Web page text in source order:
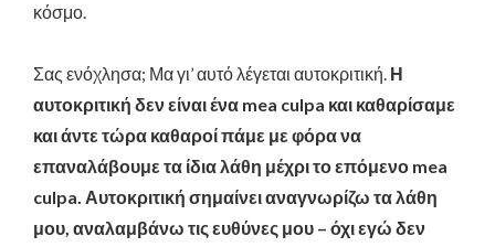
κόσμο.
Σας ενόχλησα; Μα γι’ αυτό λέγεται αυτοκριτική. Η
αυτοκριτική δεν είναι ένα mea culpa και καθαρίσαμε
και άντε τώρα καθαροί πάμε με φόρα να
επαναλάβουμε τα ίδια λάθη μέχρι το επόμενο mea
culpa. Αυτοκριτική σημαίνει αναγνωρίζω τα λάθη
μου, αναλαμβάνω τις ευθύνες μου – όχι εγώ δεν